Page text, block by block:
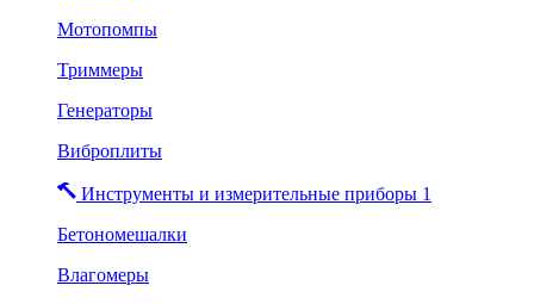
Мотопомпы
Триммеры
Генераторы
Виброплиты
Инструменты и измерительные приборы 1
Бетономешалки
Влагомеры